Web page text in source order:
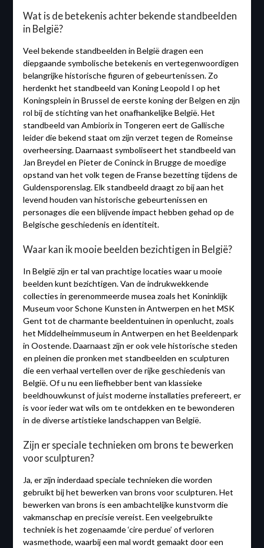
Wat is de betekenis achter bekende standbeelden
in België?
Veel bekende standbeelden in België dragen een
diepgaande symbolische betekenis en vertegenwoordigen
belangrijke historische figuren of gebeurtenissen. Zo
herdenkt het standbeeld van Koning Leopold I op het
Koningsplein in Brussel de eerste koning der Belgen en zijn
rol bij de stichting van het onafhankelijke België. Het
standbeeld van Ambiorix in Tongeren eert de Gallische
leider die bekend staat om zijn verzet tegen de Romeinse
overheersing. Daarnaast symboliseert het standbeeld van
Jan Breydel en Pieter de Coninck in Brugge de moedige
opstand van het volk tegen de Franse bezetting tijdens de
Guldensporenslag. Elk standbeeld draagt zo bij aan het
levend houden van historische gebeurtenissen en
personages die een blijvende impact hebben gehad op de
Belgische geschiedenis en identiteit.
Waar kan ik mooie beelden bezichtigen in België?
In België zijn er tal van prachtige locaties waar u mooie
beelden kunt bezichtigen. Van de indrukwekkende
collecties in gerenommeerde musea zoals het Koninklijk
Museum voor Schone Kunsten in Antwerpen en het MSK
Gent tot de charmante beeldentuinen in openlucht, zoals
het Middelheimmuseum in Antwerpen en het Beeldenpark
in Oostende. Daarnaast zijn er ook vele historische steden
en pleinen die pronken met standbeelden en sculpturen
die een verhaal vertellen over de rijke geschiedenis van
België. Of u nu een liefhebber bent van klassieke
beeldhouwkunst of juist moderne installaties prefereert, er
is voor ieder wat wils om te ontdekken en te bewonderen
in de diverse artistieke landschappen van België.
Zijn er speciale technieken om brons te bewerken
voor sculpturen?
Ja, er zijn inderdaad speciale technieken die worden
gebruikt bij het bewerken van brons voor sculpturen. Het
bewerken van brons is een ambachtelijke kunstvorm die
vakmanschap en precisie vereist. Een veelgebruikte
techniek is het zogenaamde ‘cire perdue’ of verloren
wasmethode, waarbij een mal wordt gemaakt door een